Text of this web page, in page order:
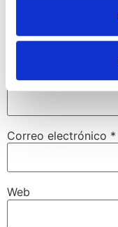
Nombre*
Correo electrónico *
Web